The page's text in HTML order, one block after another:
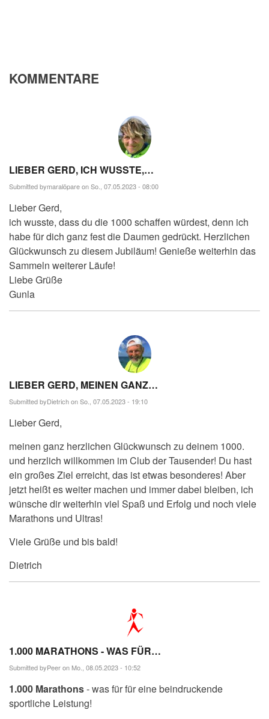
KOMMENTARE
LIEBER GERD, ICH WUSSTE,…
Submitted bymaralöpareon So., 07.05.2023 - 08:00
Lieber Gerd,
ich wusste, dass du die 1000 schaffen würdest, denn ich
habe für dich ganz fest die Daumen gedrückt. Herzlichen
Glückwunsch zu diesem Jubiläum! Genieße weiterhin das
Sammeln weiterer Läufe!
Liebe Grüße
Gunla
LIEBER GERD, MEINEN GANZ…
Submitted byDietrichon So., 07.05.2023 - 19:10
Lieber Gerd,
meinen ganz herzlichen Glückwunsch zu deinem 1000.
und herzlich willkommen im Club der Tausender! Du hast
ein großes Ziel erreicht, das ist etwas besonderes! Aber
jetzt heißt es weiter machen und immer dabei bleiben, ich
wünsche dir weiterhin viel Spaß und Erfolg und noch viele
Marathons und Ultras!
Viele Grüße und bis bald!
Dietrich
1.000 MARATHONS - WAS FÜR…
Submitted byPeeron Mo., 08.05.2023 - 10:52
1.000 Marathons- was für für eine beindruckende
sportliche Leistung!